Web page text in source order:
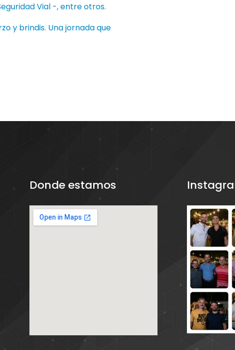
Vial -, entre otros.
y brindis. Una jornada que
Donde estamos